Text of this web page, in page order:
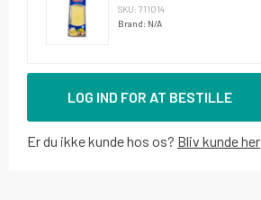
SKU: 711014
Brand: N/A
LOG IND FOR AT BESTILLE
Er du ikke kunde hos os? Bliv kunde her